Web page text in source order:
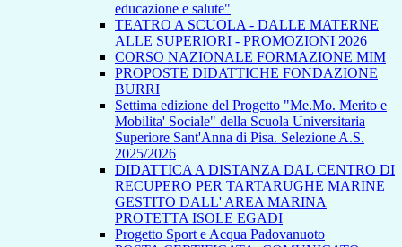
educazione e salute"
TEATRO A SCUOLA - DALLE MATERNE
ALLE SUPERIORI - PROMOZIONI 2026
CORSO NAZIONALE FORMAZIONE MIM
PROPOSTE DIDATTICHE FONDAZIONE
BURRI
Settima edizione del Progetto "Me.Mo. Merito e
Mobilita' Sociale" della Scuola Universitaria
Superiore Sant'Anna di Pisa. Selezione A.S.
2025/2026
DIDATTICA A DISTANZA DAL CENTRO DI
RECUPERO PER TARTARUGHE MARINE
GESTITO DALL' AREA MARINA
PROTETTA ISOLE EGADI
Progetto Sport e Acqua Padovanuoto